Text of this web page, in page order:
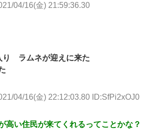
04/16(金) 21:59:36.30
り ラムネが迎えに来た
04/16(金) 22:12:03.80 ID:SfPi2xOJ0
高い住民が来てくれるってことかな？